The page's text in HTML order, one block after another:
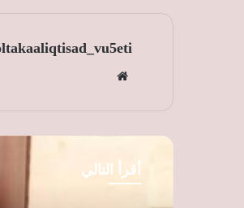
الوي
ب
أقرأ التالي